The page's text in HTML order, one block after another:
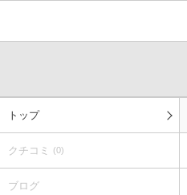
トップ
クチコミ (0)
ブログ